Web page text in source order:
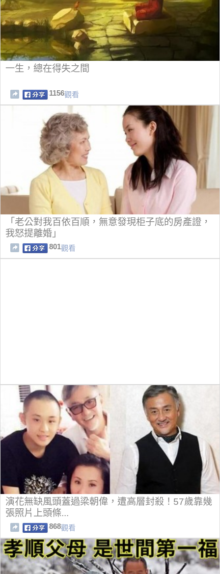
一生，總在得失之間
1156觀看
「老公對我百依百順，無意發現柜子底的房產證，
我怒提離婚」
801觀看
演花無缺風頭蓋過梁朝偉，遭高層封殺！57歲靠幾
張照片上頭條...
868觀看